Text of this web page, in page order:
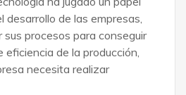
de las empresas,
procesos para conseguir
de la producción,
necesita realizar